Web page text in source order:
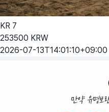
KR 7
253500 KRW
2026-07-13T14:01:10+09:00